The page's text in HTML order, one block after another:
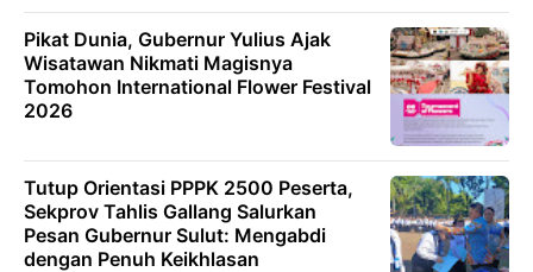
Pikat Dunia, Gubernur Yulius Ajak
Wisatawan Nikmati Magisnya
Tomohon International Flower Festival
2026
Tutup Orientasi PPPK 2500 Peserta,
Sekprov Tahlis Gallang Salurkan
Pesan Gubernur Sulut: Mengabdi
dengan Penuh Keikhlasan